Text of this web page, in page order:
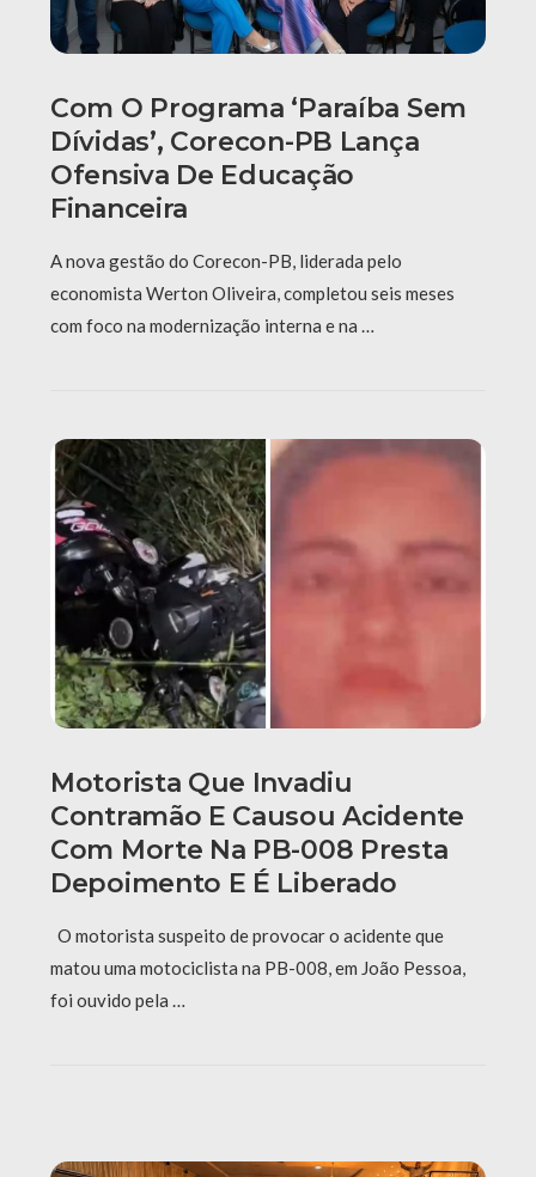
Com O Programa ‘Paraíba Sem
Dívidas’, Corecon-PB Lança
Ofensiva De Educação
Financeira
A nova gestão do Corecon-PB, liderada pelo
economista Werton Oliveira, completou seis meses
com foco na modernização interna e na …
Motorista Que Invadiu
Contramão E Causou Acidente
Com Morte Na PB-008 Presta
Depoimento E É Liberado
O motorista suspeito de provocar o acidente que
matou uma motociclista na PB-008, em João Pessoa,
foi ouvido pela …